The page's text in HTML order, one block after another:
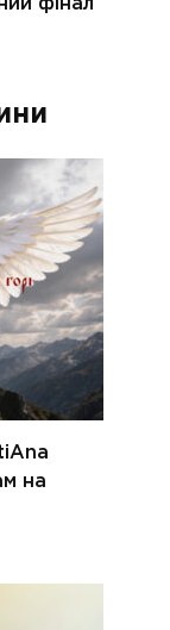
на